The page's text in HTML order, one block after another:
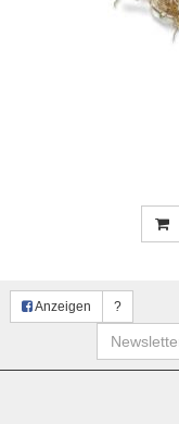
Anzeigen ?
Newsletter